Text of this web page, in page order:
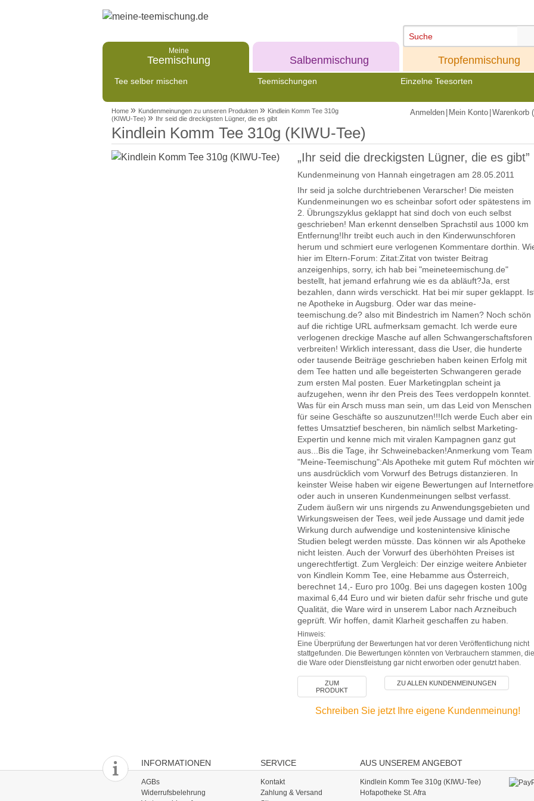
Meine
Teemischung
Tee selber mischen Teemischungen Einzelne Teesorten
Salbenmischung Tropfenmischung
Home » Kundenmeinungen zu unseren Produkten » Kindlein Komm Tee 310g
(KIWU-Tee) » Ihr seid die dreckigsten Lügner, die es gibt
Warenkorb
Mein Konto
Anmelden
Kindlein Komm Tee 310g (KIWU-Tee)
„Ihr seid die dreckigsten Lügner, die es gibt”
Kundenmeinung von Hannah eingetragen am 28.05.2011
Ihr seid ja solche durchtriebenen Verarscher! Die meisten
Kundenmeinungen wo es scheinbar sofort oder spätestens im
2. Übrungszyklus geklappt hat sind doch von euch selbst
geschrieben! Man erkennt denselben Sprachstil aus 1000 km
Entfernung!Ihr treibt euch auch in den Kinderwunschforen
herum und schmiert eure verlogenen Kommentare dorthin.
hier im Eltern-Forum: Zitat:Zitat von twister Beitrag
anzeigenhips, sorry, ich hab bei "meineteemischung.de"
bestellt, hat jemand erfahrung wie es da abläuft?Ja, erst
bezahlen, dann wirds verschickt. Hat bei mir super geklappt.
ne Apotheke in Augsburg. Oder war das meine-
teemischung.de? also mit Bindestrich im Namen? Noch schön
auf die richtige URL aufmerksam gemacht. Ich werde eure
verlogenen dreckige Masche auf allen Schwangerschaftsforen
verbreiten! Wirklich interessant, dass die User, die hunderte
oder tausende Beiträge geschrieben haben keinen Erfolg mit
dem Tee hatten und alle begeisterten Schwangeren gerade
zum ersten Mal posten. Euer Marketingplan scheint ja
aufzugehen, wenn ihr den Preis des Tees verdoppeln konntet.
Was für ein Arsch muss man sein, um das Leid von Menschen
für seine Geschäfte so auszunutzen!!!Ich werde Euch aber ein
fettes Umsatztief bescheren, bin nämlich selbst Marketing-
Expertin und kenne mich mit viralen Kampagnen ganz gut
aus...Bis die Tage, ihr Schweinebacken!Anmerkung vom Team
"Meine-Teemischung":Als Apotheke mit gutem Ruf möchten wir
uns ausdrücklich vom Vorwurf des Betrugs distanzieren. In
keinster Weise haben wir eigene Bewertungen auf
oder auch in unseren Kundenmeinungen selbst verfasst.
Zudem äußern wir uns nirgends zu Anwendungsgebieten und
Wirkungsweisen der Tees, weil jede Aussage und damit jede
Wirkung durch aufwendige und kostenintensive klinische
Studien belegt werden müsste. Das können wir als Apotheke
nicht leisten. Auch der Vorwurf des überhöhten Preises ist
ungerechtfertigt. Zum Vergleich: Der einzige weitere Anbieter
von Kindlein Komm Tee, eine Hebamme aus Österreich,
berechnet 14,- Euro pro 100g. Bei uns dagegen kosten 100g
maximal 6,44 Euro und wir bieten dafür sehr frische und gute
Qualität, die Ware wird in unserem Labor nach Arzneibuch
geprüft. Wir hoffen, damit Klarheit geschaffen zu haben.
Hinweis:
Eine Überprüfung der Bewertungen hat vor deren Veröffentlichung nicht
stattgefunden. Die Bewertungen könnten von Verbrauchern stammen, die
die Ware oder Dienstleistung gar nicht erworben oder genutzt haben.
ZUM
PRODUKT
ZU ALLEN KUNDENMEINUNGEN
Schreiben Sie jetzt Ihre eigene Kundenmeinung!
INFORMATIONEN SERVICE AUS UNSEREM ANGEBOT
AGBs
Widerrufsbelehrung
Kontakt
Zahlung & Versand
Kindlein Komm Tee 310g (KIWU-Tee)
Hofapotheke St. Afra